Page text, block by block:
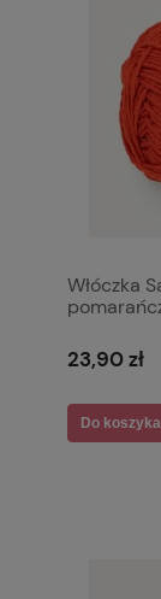
Włóczka
23,90 zł
Do koszyka